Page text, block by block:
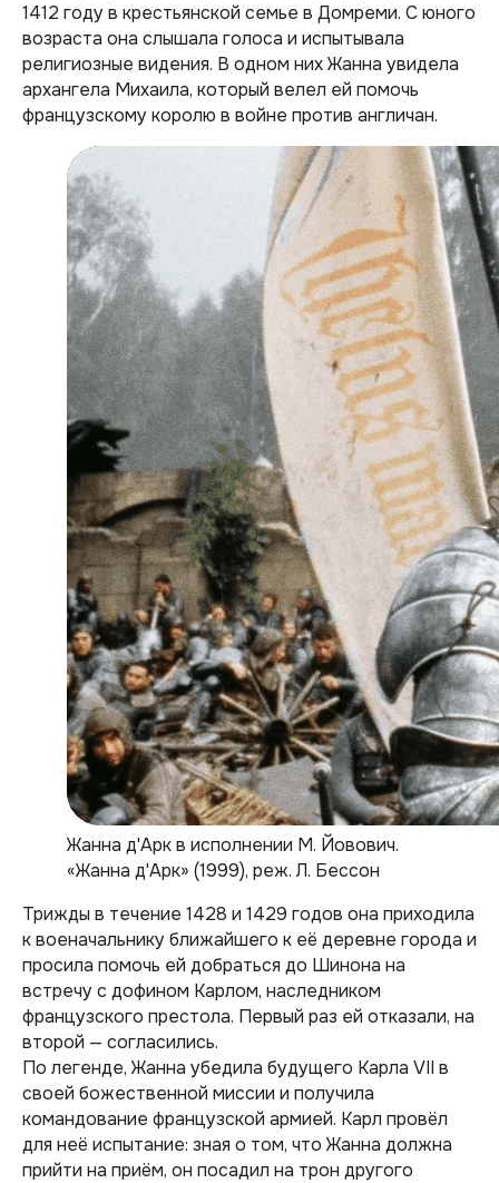
1412 году в крестьянской семье в Домреми. С юного
возраста она слышала голоса и испытывала
религиозные видения. В одном них Жанна увидела
архангела Михаила, который велел ей помочь
французскому королю в войне против англичан.
Жанна д'Арк в исполнении М. Йовович.
«Жанна д'Арк» (1999), реж. Л. Бессон
Трижды в течение 1428 и 1429 годов она приходила
к военачальнику ближайшего к её деревне города и
просила помочь ей добраться до Шинона на
встречу с дофином Карлом, наследником
французского престола. Первый раз ей отказали, на
второй — согласились.
По легенде, Жанна убедила будущего Карла VII в
своей божественной миссии и получила
командование французской армией. Карл провёл
для неё испытание: зная о том, что Жанна должна
прийти на приём, он посадил на трон другого